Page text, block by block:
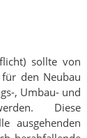
sollte von
den Neubau
, Umbau- und
Diese
ausgehenden